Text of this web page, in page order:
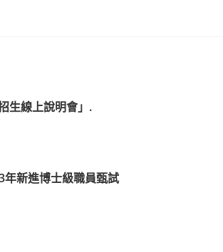
生線上說明會」.
新進博士級職員甄試